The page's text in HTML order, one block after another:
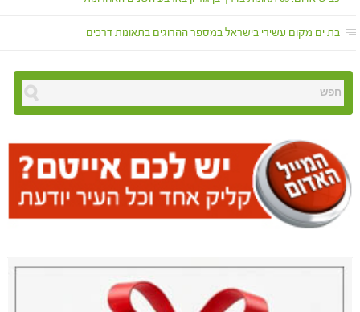
בת ים מקום עשירי בישראל במספר ההרוגים בתאונות דרכים